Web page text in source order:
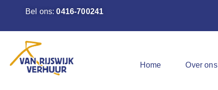
Bel ons:0416-700241
Home Over ons